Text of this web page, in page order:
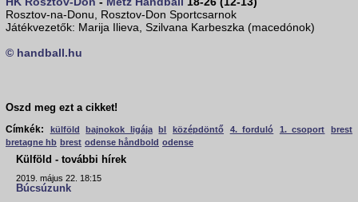
Rosztov-na-Donu, Rosztov-Don Sportcsarnok
Játékvezetők: Marija Ilieva, Szilvana Karbeszka (macedónok)
© handball.hu
Oszd meg ezt a cikket!
Címkék:
külföld bajnokok ligája bl középdöntő 4. forduló 1. csoport
brest
bretagne hb brest odense håndbold odense
Külföld - további hírek
2019. május 22. 18:15
Búcsúzunk